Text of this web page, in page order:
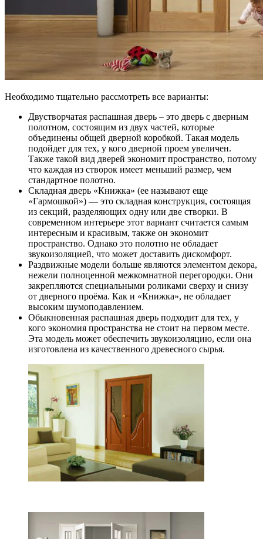
Необходимо тщательно рассмотреть все варианты:
Двустворчатая распашная дверь – это дверь с дверным
полотном, состоящим из двух частей, которые
объединены общей дверной коробкой. Такая модель
подойдет для тех, у кого дверной проем увеличен.
Также такой вид дверей экономит пространство, потому
что каждая из створок имеет меньший размер, чем
стандартное полотно.
Складная дверь «Книжка» (ее называют еще
«Гармошкой») — это складная конструкция, состоящая
из секций, разделяющих одну или две створки. В
современном интерьере этот вариант считается самым
интересным и красивым, также он экономит
пространство. Однако это полотно не обладает
звукоизоляцией, что может доставить дискомфорт.
Раздвижные модели больше являются элементом декора,
нежели полноценной межкомнатной перегородки. Они
закрепляются специальными роликами сверху и снизу
от дверного проёма. Как и «Книжка», не обладает
высоким шумоподавлением.
Обыкновенная распашная дверь подходит для тех, у
кого экономия пространства не стоит на первом месте.
Эта модель может обеспечить звукоизоляцию, если она
изготовлена из качественного древесного сырья.